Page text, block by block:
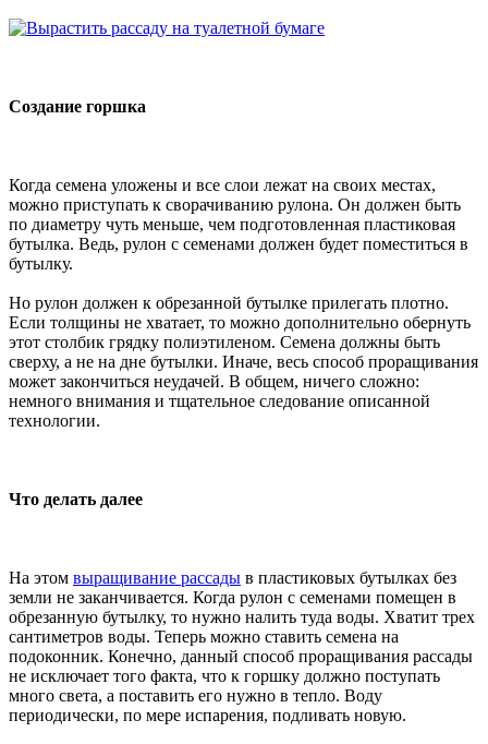
Создание горшка
Когда семена уложены и все слои лежат на своих местах,
можно приступать к сворачиванию рулона. Он должен быть
по диаметру чуть меньше, чем подготовленная пластиковая
бутылка. Ведь, рулон с семенами должен будет поместиться в
бутылку.
Но рулон должен к обрезанной бутылке прилегать плотно.
Если толщины не хватает, то можно дополнительно обернуть
этот столбик грядку полиэтиленом. Семена должны быть
сверху, а не на дне бутылки. Иначе, весь способ проращивания
может закончиться неудачей. В общем, ничего сложно:
немного внимания и тщательное следование описанной
технологии.
Что делать далее
На этом выращивание рассады в пластиковых бутылках без
земли не заканчивается. Когда рулон с семенами помещен в
обрезанную бутылку, то нужно налить туда воды. Хватит трех
сантиметров воды. Теперь можно ставить семена на
подоконник. Конечно, данный способ проращивания рассады
не исключает того факта, что к горшку должно поступать
много света, а поставить его нужно в тепло. Воду
периодически, по мере испарения, подливать новую.